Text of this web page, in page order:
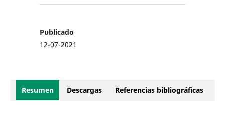
Publicado
12-07-2021
Resumen Descargas Referencias bibliográficas